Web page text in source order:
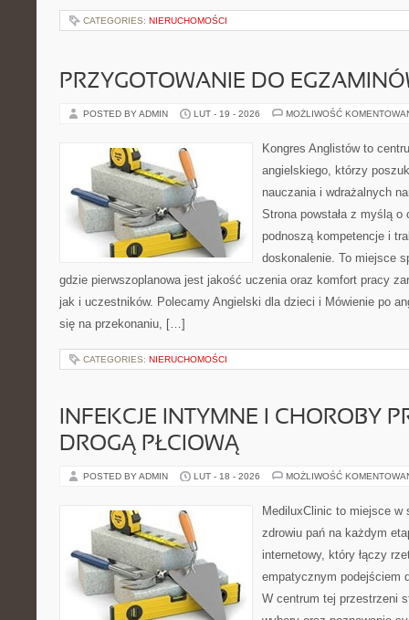
CATEGORIES: NIERUCHOMOŚCI
PRZYGOTOWANIE DO
POSTED BY ADMIN LUT - 19 - 2026 MOŻLIWOŚĆ
Kongres Anglistów to
angielskiego, którzy
nauczania i wdrażalnych
Strona powstała z myślą o
podnoszą kompetencje i
doskonalenie. To miejsce
gdzie pierwszoplanowa jest jakość uczenia oraz komfort pracy
jak i uczestników. Polecamy Angielski dla dzieci i Mówienie po
się na przekonaniu, […]
CATEGORIES: NIERUCHOMOŚCI
INFEKCJE INTYMNE I CHOROBY
DROGĄ PŁCIOWĄ
POSTED BY ADMIN LUT - 18 - 2026 MOŻLIWOŚĆ
MediluxClinic to miejsce
zdrowiu pań na każdym
internetowy, który łączy
empatycznym podejściem
W centrum tej przestrzeni